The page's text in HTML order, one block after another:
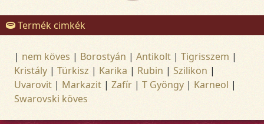
Termék cimkék
| nem köves | Borostyán | Antikolt | Tigrisszem |
Kristály | Türkisz | Karika | Rubin | Szilikon |
Uvarovit | Markazit | Zafír | T Gyöngy | Karneol |
Swarovski köves